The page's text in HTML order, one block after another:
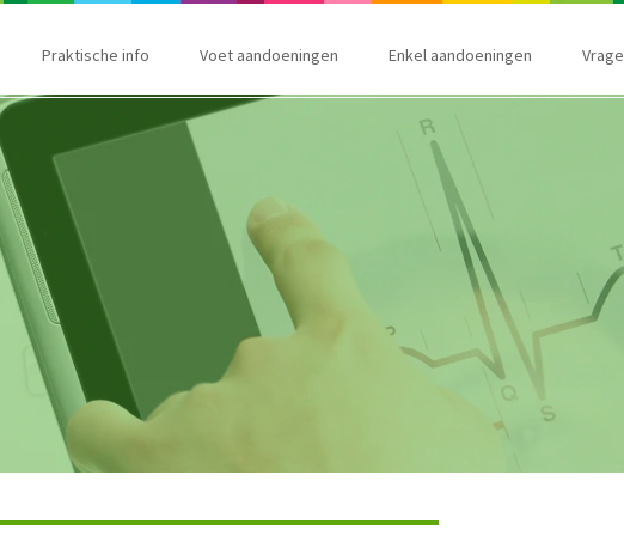
Praktische info Voet aandoeningen Enkel aandoeningen